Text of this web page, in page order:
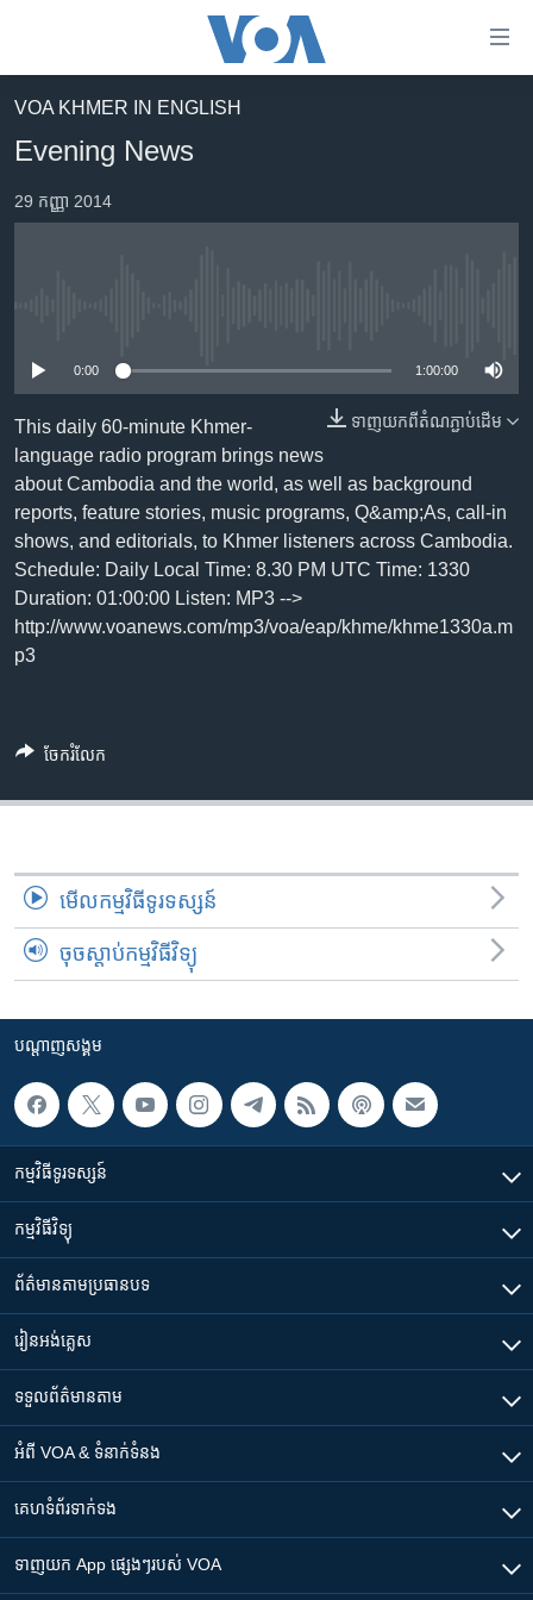
គេហទំព័រ​
រំលង​
និង​
ចូល​
រំលង​
និង​
ចូល​
ទៅ​
ទំព័រ​
រចនា
សម្ព័ន្ធ​
រំលង​
និង​
ចូល​
ស្វែង​
អន្តរជាតិ
អាមេរិក
ព្រឹត្តិការណ៍ព័ត៌មាន
ទូរទស្សន៍ / វីដេអូ​
វិទ្យុ / ផតខាសថ៍
កម្មវិធីទាំងអស់
Khmer English
បណ្តាញ​សង្គម
ភាសា
VOA KHMER IN ENGLISH
Evening News
29 កញ្ញា 2014
0:00 1:00:00
ទាញ​យក​ពី​តំណភ្ជាប់​ដើម
This daily 60-minute Khmer-
language radio program brings news
about Cambodia and the world, as well as background
reports, feature stories, music programs, Q&amp;As, call-in
shows, and editorials, to Khmer listeners across Cambodia.
Schedule: Daily Local Time: 8.30 PM UTC Time: 1330
Duration: 01:00:00 Listen: MP3 -->
http://www.voanews.com/mp3/voa/eap/khme/khme1330a.m
p3
ចែករំលែក
មើល​កម្មវិធី​ទូរទស្សន៍
ចុចស្តាប់កម្មវិធីវិទ្យុ
បណ្តាញ​សង្គម
កម្មវិធី​ទូរទស្សន៍
កម្មវិធី​វិទ្យុ
ព័ត៌មាន​តាមប្រធានបទ​
រៀន​​អង់គ្លេស
ទទួល​ព័ត៌មាន​តាម
អំពី​ VOA & ទំនាក់ទំនង
គេហទំព័រ​​ទាក់ទង
ទាញយក​ App ផ្សេងៗ​របស់​ VOA